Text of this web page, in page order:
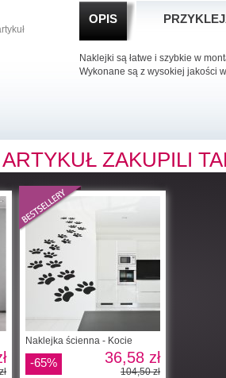
OPIS
Naklejki są łatwe i szybkie w
Wykonane są z wysokiej jakości
ZAKUPILI
Naklejka ścienna - Kocie
-65% 36,58 zł
104,50 zł